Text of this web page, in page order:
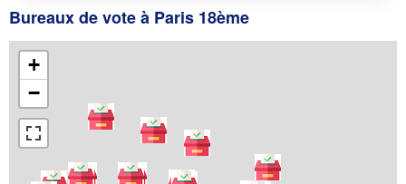
Bureaux de vote à Paris 18ème
+
−